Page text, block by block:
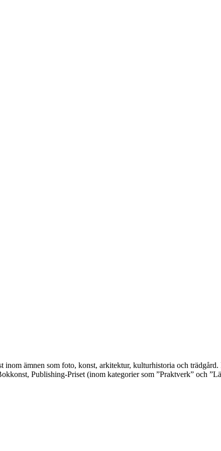
ämnen som foto, konst, arkitektur, kulturhistoria och
Publishing-Priset (inom kategorier som ”Praktverk” och